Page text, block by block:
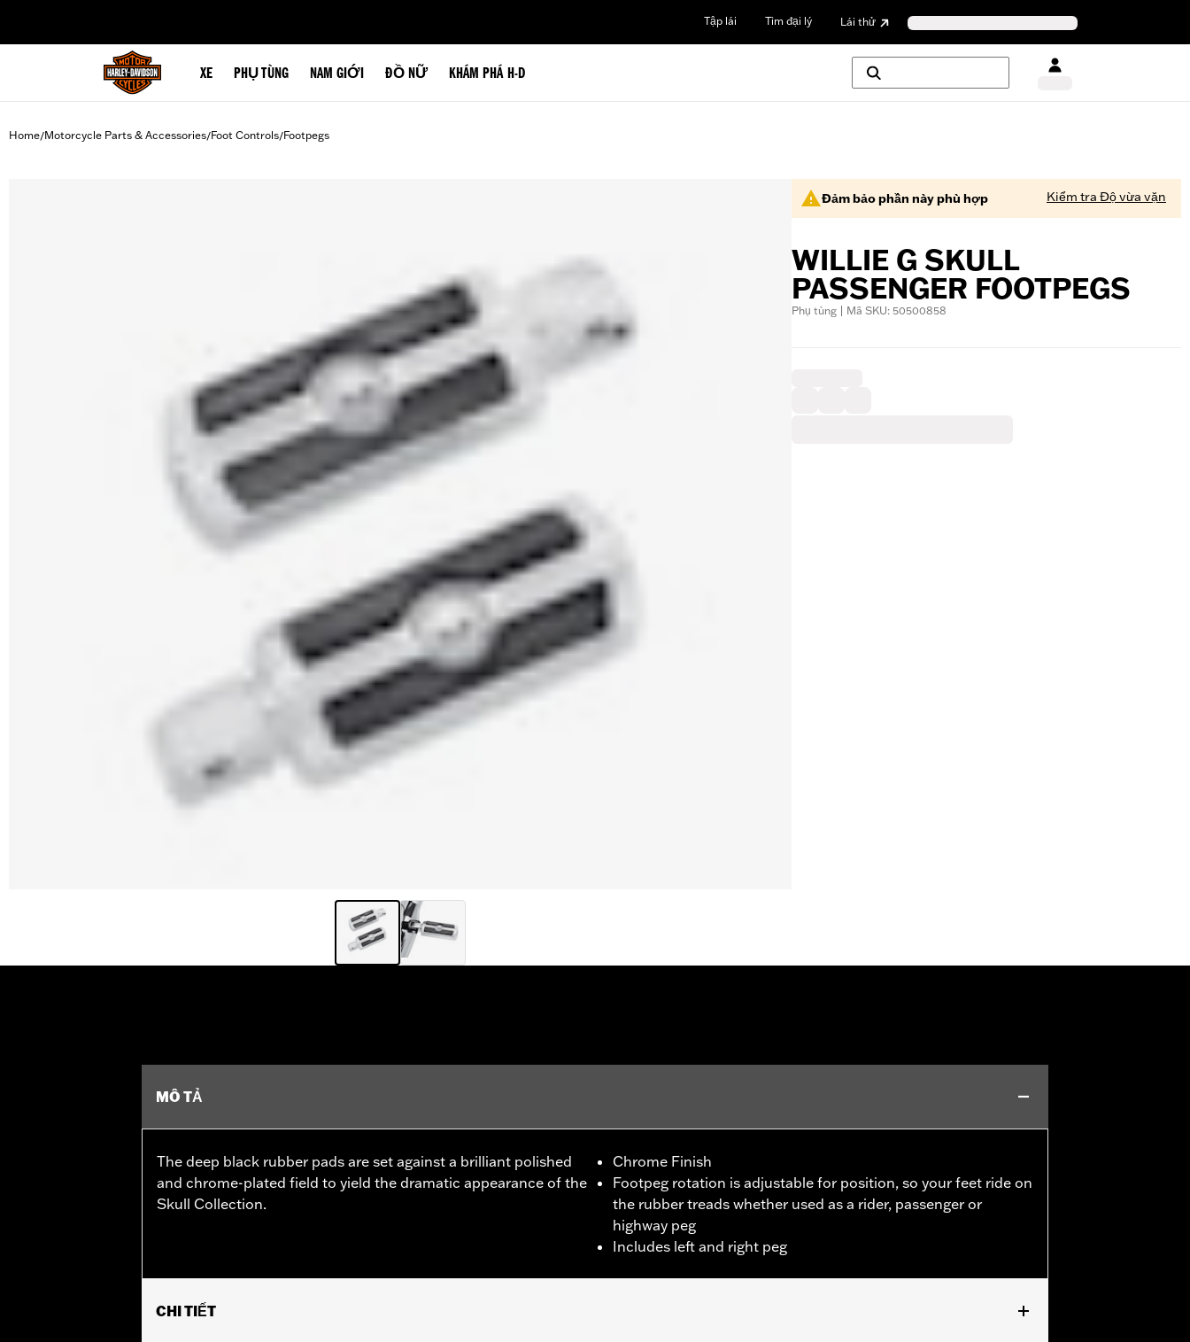
Tập lái Tìm đại lý Lái thử
XE PHỤ TÙNG NAM GIỚI ĐỒ NỮ KHÁM PHÁ H-D
Home/Motorcycle Parts & Accessories/Foot Controls/Footpegs
Đảm bảo phần này phù hợp Kiểm tra Độ vừa vặn
WILLIE G SKULL
PASSENGER FOOTPEGS
Phụ tùng | Mã SKU: 50500858
MÔ TẢ
The deep black rubber pads are set against a brilliant polished
and chrome-plated field to yield the dramatic appearance of the
Skull Collection.
Chrome Finish
Footpeg rotation is adjustable for position, so your feet ride on
the rubber treads whether used as a rider, passenger or
highway peg
Includes left and right peg
CHI TIẾT